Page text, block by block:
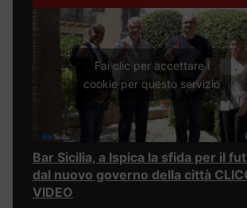
Fai clic per accettare i
cookie per questo servizio
Bar Sicilia, a Ispica la sfida per il
dal nuovo governo della città
VIDEO